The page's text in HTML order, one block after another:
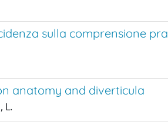
sulla comprensione
anatomy and diverticula
L.